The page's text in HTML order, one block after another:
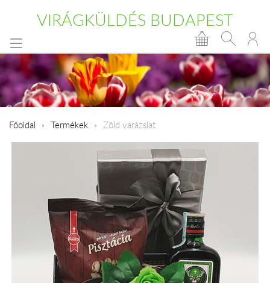
VIRÁGKÜLDÉS BUDAPEST
Főoldal Termékek Zöld varázslat